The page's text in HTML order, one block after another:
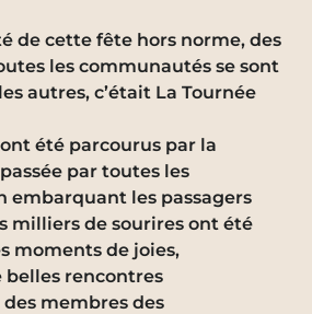
de cette fête hors norme, des
les communautés se sont
autres, c’était La Tournée
été parcourus par la
par toutes les
embarquant les passagers
milliers de sourires ont été
moments de joies,
belles rencontres
membres des